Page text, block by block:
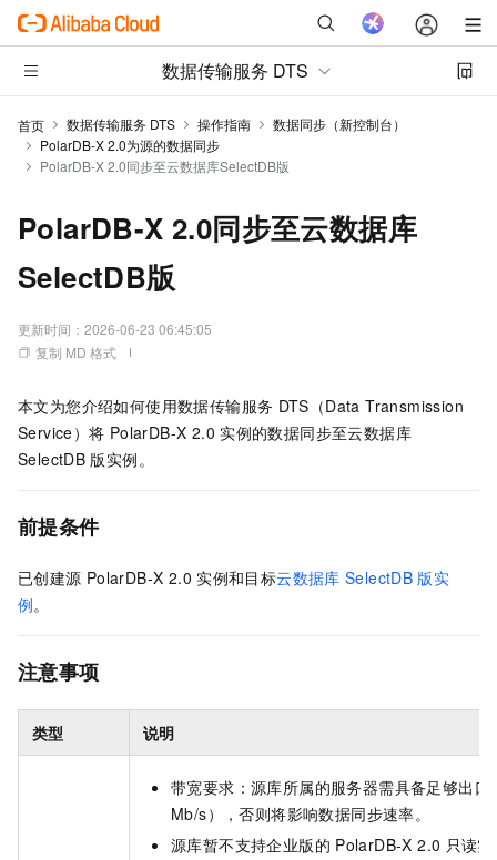
数据传输服务 DTS
首页 数据传输服务 DTS 操作指南
数据同步（新控制台）
PolarDB-X 2.0为源的数据同步
PolarDB-X 2.0同步至云数据库SelectDB版
PolarDB-X 2.0同步至云数据库
SelectDB版
更新时间： 2026-06-23 06:45:05
复制 MD 格式
本文为您介绍如何使用数据传输服务 DTS（Data Transmission
Service）将 PolarDB-X 2.0 实例的数据同步至云数据库
SelectDB 版实例。
前提条件
已创建源 PolarDB-X 2.0 实例和目标云数据库 SelectDB 版实
例。
注意事项
类型 说明
带宽要求：源库所属的服务器需具备足够出口
Mb/s），否则将影响数据同步速率。
源库暂不支持企业版的 PolarDB-X 2.0 只读